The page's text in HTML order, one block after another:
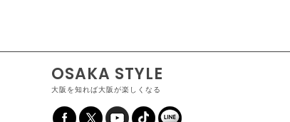
OSAKA STYLE
大阪を知れば大阪が楽しくなる